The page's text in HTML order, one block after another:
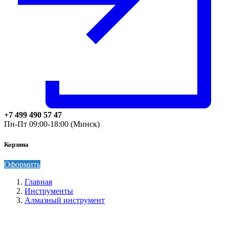
+7 499 490 57 47
Пн-Пт 09:00-18:00 (Минск)
Корзина
Оформить
Главная
Инструменты
Алмазный инструмент